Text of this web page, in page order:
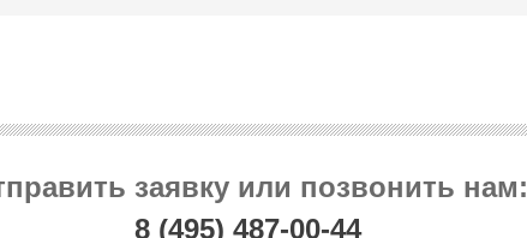
заявку или позвонить нам:
8 (495) 487-00-44